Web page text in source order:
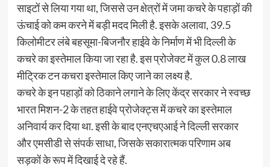
साइटों से लिया गया था, जिससे उन क्षेत्रों में जमा कचरे के पहाड़ों की
ऊंचाई को कम करने में बड़ी मदद मिली है. इसके अलावा, 39.5
किलोमीटर लंबे बहसूमा-बिजनौर हाईवे के निर्माण में भी दिल्ली के
कचरे का इस्तेमाल किया जा रहा है. इस प्रोजेक्ट में कुल 0.8 लाख
मीट्रिक टन कचरा इस्तेमाल किए जाने का लक्ष्य है.
कचरे के इन पहाड़ों को ठिकाने लगाने के लिए केंद्र सरकार ने स्वच्छ
भारत मिशन-2 के तहत हाईवे प्रोजेक्ट्स में कचरे का इस्तेमाल
अनिवार्य कर दिया था. इसी के बाद एनएचएआई ने दिल्ली सरकार
और एमसीडी से संपर्क साधा, जिसके सकारात्मक परिणाम अब
सड़कों के रूप में दिखाई दे रहे हैं.